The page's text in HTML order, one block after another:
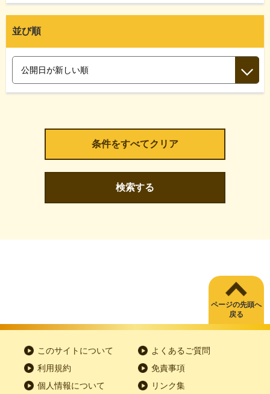
並び順
検索する
ページの先頭へ
戻る
このサイトについて
よくあるご質問
利用規約
免責事項
個人情報について
リンク集